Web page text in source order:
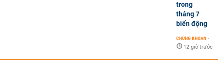
trong
tháng 7
biến động
CHỨNG KHOÁN -
12 giờ trước